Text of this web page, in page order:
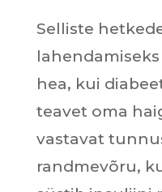
Selliste
hea, kui
teavet oma
vastavat
randmevõru,